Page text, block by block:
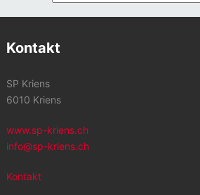
Kontakt
SP Kriens
6010 Kriens
www.sp-kriens.ch
info@sp-kriens.ch
Kontakt